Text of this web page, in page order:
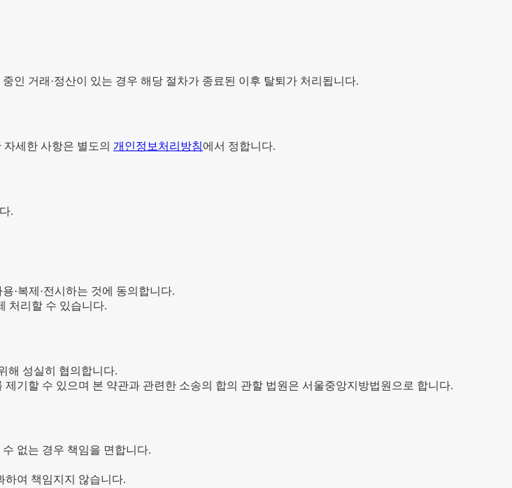
인 거래·정산이 있는 경우 해당 절차가 종료된 이후 탈퇴가 처리됩니다.
세한 사항은 별도의 개인정보처리방침에서 정합니다.
.
·복제·전시하는 것에 동의합니다.
처리할 수 있습니다.
해 성실히 협의합니다.
기할 수 있으며 본 약관과 관련한 소송의 합의 관할 법원은 서울중앙지방법원으로 합니다.
없는 경우 책임을 면합니다.
하여 책임지지 않습니다.